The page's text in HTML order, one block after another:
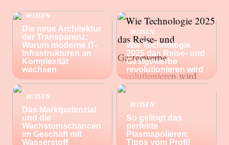
WISSEN
Die neue Architektur
der Transparenz:
Warum moderne IT-
Infrastrukturen an
Komplexität
wachsen
WISSEN
Wie Technologie
2025 das Reise- und
Gastgewerbe
revolutionieren wird
WISSEN
Das Marktpotenzial
und die
Wachstumschancen
im Geschäft mit
Wasserstoff
WISSEN
So gelingt das
perfekte
Plasmapolieren:
Tipps vom Profi!